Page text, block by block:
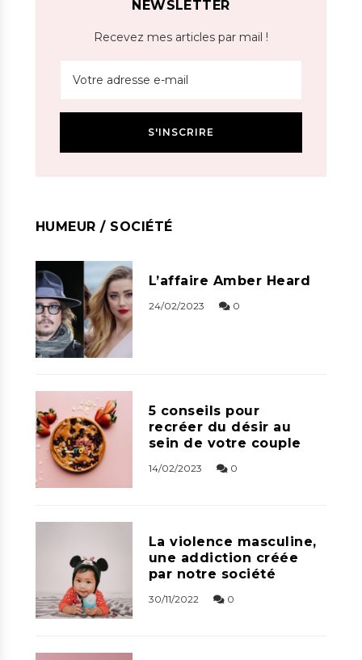
NEWSLETTER
Recevez mes articles par mail !
HUMEUR / SOCIÉTÉ
L’affaire Amber Heard
24/02/2023 0
5 conseils pour
recréer du désir au
sein de votre couple
14/02/2023 0
La violence masculine,
une addiction créée
par notre société
30/11/2022 0